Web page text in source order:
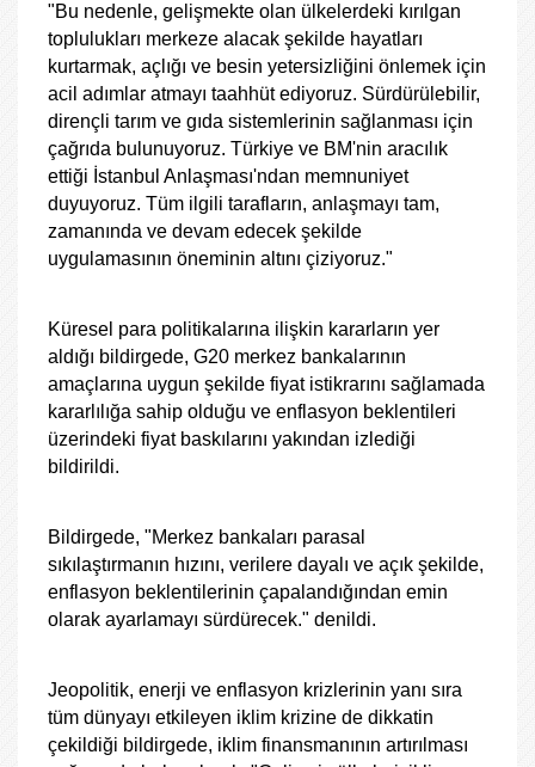
"Bu nedenle, gelişmekte olan ülkelerdeki kırılgan
toplulukları merkeze alacak şekilde hayatları
kurtarmak, açlığı ve besin yetersizliğini önlemek için
acil adımlar atmayı taahhüt ediyoruz. Sürdürülebilir,
dirençli tarım ve gıda sistemlerinin sağlanması için
çağrıda bulunuyoruz. Türkiye ve BM'nin aracılık
ettiği İstanbul Anlaşması'ndan memnuniyet
duyuyoruz. Tüm ilgili tarafların, anlaşmayı tam,
zamanında ve devam edecek şekilde
uygulamasının öneminin altını çiziyoruz."
Küresel para politikalarına ilişkin kararların yer
aldığı bildirgede, G20 merkez bankalarının
amaçlarına uygun şekilde fiyat istikrarını sağlamada
kararlılığa sahip olduğu ve enflasyon beklentileri
üzerindeki fiyat baskılarını yakından izlediği
bildirildi.
Bildirgede, "Merkez bankaları parasal
sıkılaştırmanın hızını, verilere dayalı ve açık şekilde,
enflasyon beklentilerinin çapalandığından emin
olarak ayarlamayı sürdürecek." denildi.
Jeopolitik, enerji ve enflasyon krizlerinin yanı sıra
tüm dünyayı etkileyen iklim krizine de dikkatin
çekildiği bildirgede, iklim finansmanının artırılması